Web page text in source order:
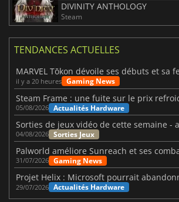
DIVINITY ANTHOLOGY
Steam
TENDANCES ACTUELLES
il y a 20 heures Gaming News
05/08/2026 Actualités Hardware
04/08/2026 Sorties Jeux
Palworld améliore Sunreach et ses
31/07/2026 Gaming News
Projet Helix : Microsoft pourrait
29/07/2026 Actualités Hardware